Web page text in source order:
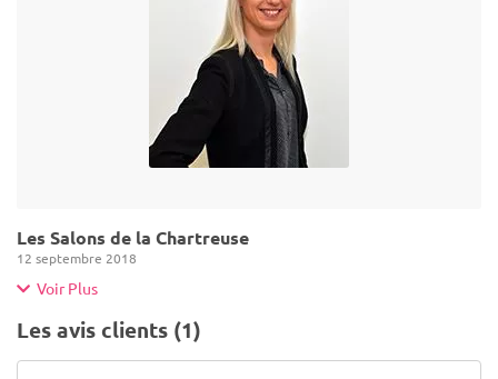
Les Salons de la Chartreuse
12 septembre 2018
Voir Plus
Les avis clients (1)